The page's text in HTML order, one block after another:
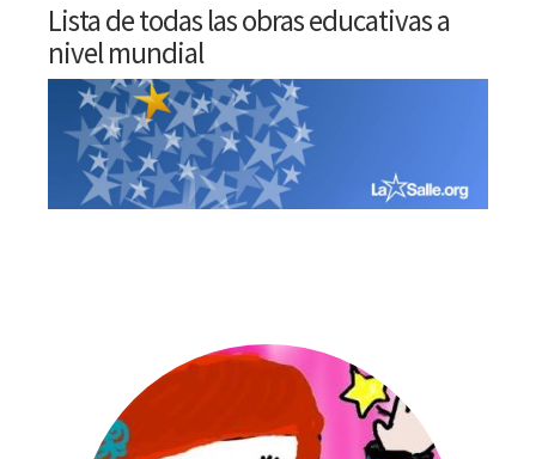
Lista de todas las obras educativas a
nivel mundial